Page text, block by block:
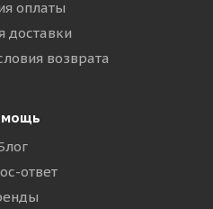
оплаты
доставки
возврата
ответ